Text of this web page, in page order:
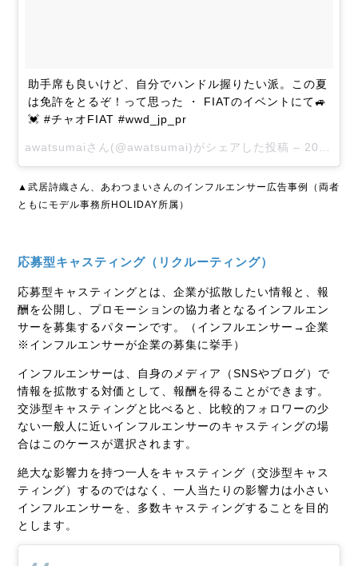
助手席も良いけど、自分でハンドル握りたい派。この夏
は免許をとるぞ！って思った ・ FIATのイベントにて🚙
💓 #チャオFIAT #wwd_jp_pr
awatsumaiさん(@awatsumai)がシェアした投稿 – 2017 6月 1 3:58午前 PDT
▲武居詩織さん、あわつまいさんのインフルエンサー広告事例（両者
ともにモデル事務所HOLIDAY所属）
応募型キャスティング（リクルーティング）
応募型キャスティングとは、企業が拡散したい情報と、報
酬を公開し、プロモーションの協力者となるインフルエン
サーを募集するパターンです。
（インフルエンサー→企業
※インフルエンサーが企業の募集に挙手）
インフルエンサーは、自身のメディア（SNSやブログ）で
情報を拡散する対価として、報酬を得ることができます。
交渉型キャスティングと比べると、比較的フォロワーの少
ない一般人に近いインフルエンサーのキャスティングの場
合はこのケースが選択されます。
絶大な影響力を持つ一人をキャスティング（交渉型キャス
ティング）するのではなく、一人当たりの影響力は小さい
インフルエンサーを、多数キャスティングすることを目的
とします。